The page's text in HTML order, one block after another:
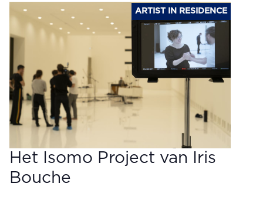
ARTIST IN RESIDENCE
Het Isomo Project van Iris
Bouche